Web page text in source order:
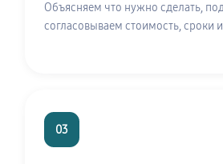
Объясняем что нужно сделать,
согласовываем стоимость, сроки
03